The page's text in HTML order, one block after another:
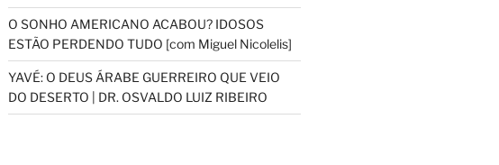
O SONHO AMERICANO ACABOU? IDOSOS
ESTÃO PERDENDO TUDO [com Miguel Nicolelis]
YAVÉ: O DEUS ÁRABE GUERREIRO QUE VEIO
DO DESERTO | DR. OSVALDO LUIZ RIBEIRO